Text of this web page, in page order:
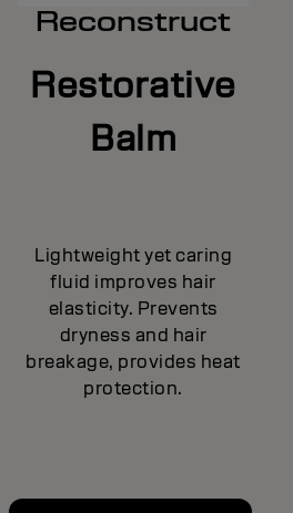
Reconstruct
Restorative
Balm
Lightweight yet caring
fluid improves hair
elasticity. Prevents
dryness and hair
breakage, provides heat
protection.